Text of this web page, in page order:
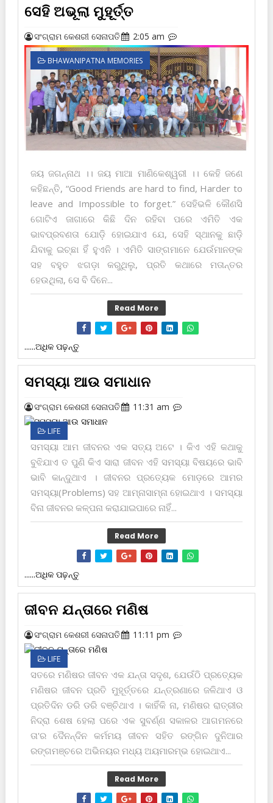
ସେହି ଅଭୂଲା ମୁହୂର୍ତ୍ତ
ସଂଗ୍ରାମ କେଶରୀ ସେନାପତି 2:05 am
BHAWANIPATNA MEMORIES
ଜୟ ଜଗନ୍ନାଥ ।। ଜୟ ମାଆ ମାଣିକେଶ୍ୱରୀ ।। କେହି ଜଣେ
କ‌ହିଛନ୍ତି, “Good Friends are hard to find, Harder to
leave and Impossible to forget.” ସେହିଭଳି କୌଣସି
ଗୋଟିଏ ଜାଗାରେ କିଛି ଦିନ ରହିବା ପରେ ଏମିତି ଏକ
ଭାବପ୍ରବଣତା ଯୋଡ଼ି ହୋଇଯାଏ ଯେ, ସେହି ସ୍ଥାନ‌କୁ ଛାଡ଼ି
ଯିବାକୁ ଇଚ୍ଛା ହିଁ ହୁଏନି । ଏମିତି ସାଙ୍ଗମାନେ ଯେଉଁମାନଙ୍କ
ସ‌ହ ବ‌ହୁତ ଝଗଡ଼ା କରୁଥିଲୁ, ପ୍ରତି କଥାରେ ମତାନ୍ତର
ହେଉଥିଲା, ସେ ବି ଦିନେ...
Read More
......ଅଧିକ ପଢ଼ନ୍ତୁ
ସମସ୍ୟା ଆଉ ସମାଧାନ
ସଂଗ୍ରାମ କେଶରୀ ସେନାପତି 11:31 am
LIFE
ସମସ୍ୟା ଆମ ଜୀବନର ଏକ ସତ୍ୟ ଅଟେ । କିଏ ଏହି କଥାକୁ
ବୁଝିଯାଏ ତ ପୁଣି କିଏ ସାରା ଜୀବନ ଏହି ସମସ୍ୟା ବିଷୟରେ ଭାବି
ଭାବି କାନ୍ଦୁଥାଏ । ଜୀବନର ପ୍ରତ୍ୟେକ ମୋଡ଼ରେ ଆମର
ସମସ୍ୟା(Problems) ସ‌ହ ଆମ୍ନାସାମ୍ନା ହୋଇଥାଏ । ସମସ୍ୟା
ବିନା ଜୀବନର କଳ୍ପନା କରାଯାଇପାରେ ନାହିଁ...
Read More
......ଅଧିକ ପଢ଼ନ୍ତୁ
ଜୀବନ ଯନ୍ତାରେ ମଣିଷ
ସଂଗ୍ରାମ କେଶରୀ ସେନାପତି 11:11 pm
LIFE
ସତରେ ମଣିଷର ଜୀବନ ଏକ ଯନ୍ତା ସଦୃଶ, ଯେଉଁଠି ପ୍ରତ୍ୟେକ
ମଣିଷର ଜୀବନ ପ୍ରତି ମୁହୂର୍ତ୍ତରେ ଯନ୍ତ୍ରଣାରେ ଜଳିଥାଏ ଓ
ପ୍ରତିଦିନ ଡରି ଡରି ବଞ୍ଚିଥାଏ । କାହିଁକି ନା, ମଣିଷର ରାତ୍ରୀର
ନିଦ୍ରା ଶେଷ ହେଲା ପରେ ଏକ ସୁବର୍ଣ୍ଣ ସକାଳର ଆଗମନରେ
ତା'ର ଦୈନନ୍ଦିନ କର୍ମମୟ ଜୀବନ ସ‌ହିତ ରଙ୍ଗିନ ଦୁନିଆର
ରଙ୍ଗମଞ୍ଚରେ ଅଭିନୟର ମଧ୍ୟ ଅୟମାରମ୍ଭ ହୋଇଥାଏ...
Read More